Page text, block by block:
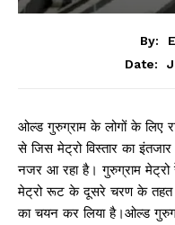
By:
Date:
ओल्ड गुरुग्राम के लोगों के लिए
से जिस मेट्रो विस्तार का
नजर आ रहा है। गुरुग्राम
मेट्रो रूट के दूसरे चरण के तहत
का चयन कर लिया है।ओल्ड